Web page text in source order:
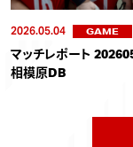
2026.05.04 GAME
マッチレポート
相模原DB